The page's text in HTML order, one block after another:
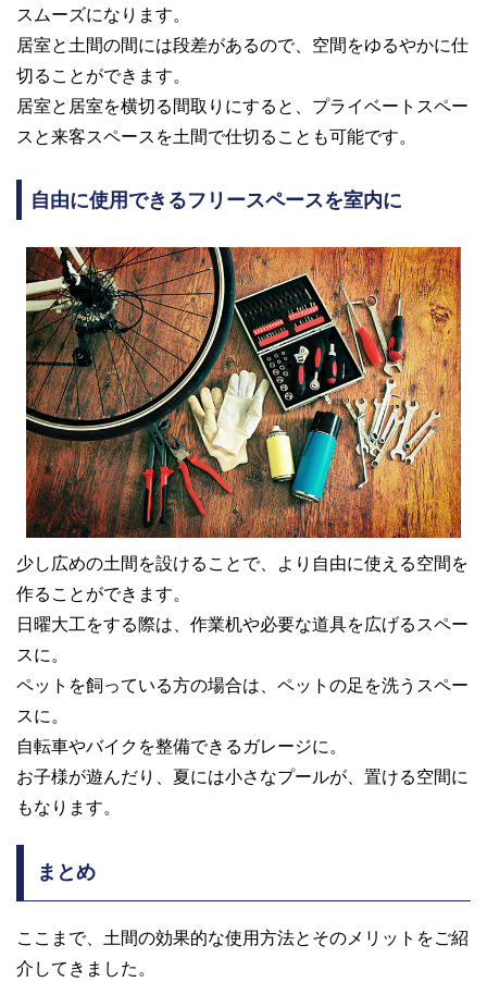
スムーズになります。
居室と土間の間には段差があるので、空間をゆるやかに仕
切ることができます。
居室と居室を横切る間取りにすると、プライベートスペー
スと来客スペースを土間で仕切ることも可能です。
自由に使用できるフリースペースを室内に
少し広めの土間を設けることで、より自由に使える空間を
作ることができます。
日曜大工をする際は、作業机や必要な道具を広げるスペー
スに。
ペットを飼っている方の場合は、ペットの足を洗うスペー
スに。
自転車やバイクを整備できるガレージに。
お子様が遊んだり、夏には小さなプールが、置ける空間に
もなります。
まとめ
ここまで、土間の効果的な使用方法とそのメリットをご紹
介してきました。